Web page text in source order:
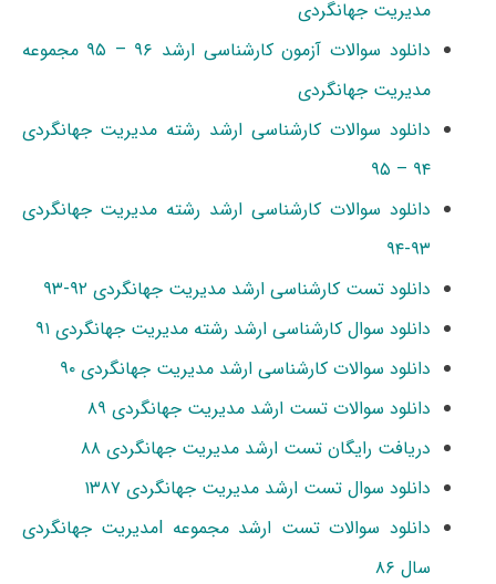
مدیریت جهانگردی
دانلود سوالات آزمون کارشناسی ارشد ۹۶ – ۹۵ مجموعه
مدیریت جهانگردی
دانلود سوالات کارشناسی ارشد رشته مدیریت جهانگردی
۹۴ – ۹۵
دانلود سوالات کارشناسی ارشد رشته مدیریت جهانگردی
۹۳-۹۴
دانلود تست کارشناسی ارشد مدیریت جهانگردی ۹۲-۹۳
دانلود سوال کارشناسی ارشد رشته مدیریت جهانگردی ۹۱
دانلود سوالات کارشناسی ارشد مدیریت جهانگردی ۹۰
دانلود سوالات تست ارشد مدیریت جهانگردی ۸۹
دریافت رایگان تست ارشد مدیریت جهانگردی ۸۸
دانلود سوال تست ارشد مدیریت جهانگردی ۱۳۸۷
دانلود سوالات تست ارشد مجموعه lمدیریت جهانگردی
سال ۸۶